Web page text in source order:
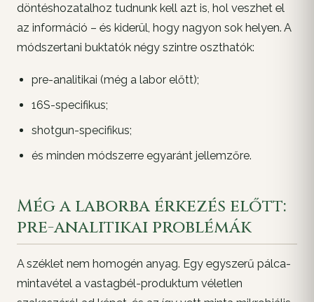
döntéshozatalhoz tudnunk kell azt is, hol veszhet el
az információ – és kiderül, hogy nagyon sok helyen. A
módszertani buktatók négy szintre oszthatók:
pre-analitikai (még a labor előtt);
16S-specifikus;
shotgun-specifikus;
és minden módszerre egyaránt jellemzőre.
Még a laborba érkezés előtt:
pre-analitikai problémák
A széklet nem homogén anyag. Egy egyszerű pálca-
mintavétel a vastagbél-produktum véletlen